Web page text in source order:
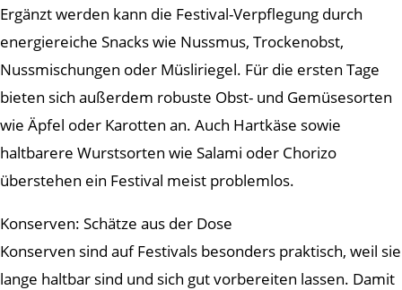
Ergänzt werden kann die Festival-Verpflegung durch
energiereiche Snacks wie Nussmus, Trockenobst,
Nussmischungen oder Müsliriegel. Für die ersten Tage
bieten sich außerdem robuste Obst- und Gemüsesorten
wie Äpfel oder Karotten an. Auch Hartkäse sowie
haltbarere Wurstsorten wie Salami oder Chorizo
überstehen ein Festival meist problemlos.
Konserven: Schätze aus der Dose
Konserven sind auf Festivals besonders praktisch, weil sie
lange haltbar sind und sich gut vorbereiten lassen. Damit